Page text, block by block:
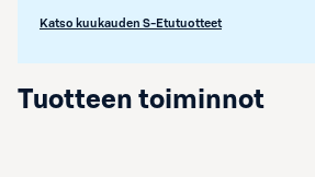
Katso kuukauden S-Etutuotteet
Tuotteen toiminnot